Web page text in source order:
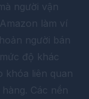
người vận
làm ví
người bán
độ khác
khóa liên quan
Các nền